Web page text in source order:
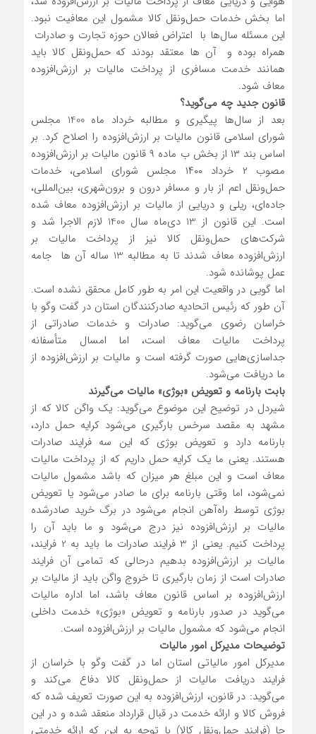
اما بخش خدمات حمل‌ونقل کالا مشمول این معافیت نبود.
این مسئله سال‌ها با اعتراض فعالان حوزه تجارت و صادرات
همراه بوده و آن ها معتقد بودند که حمل‌ونقل کالا باید
همانند خدمت مسافری از پرداخت مالیات بر ارزش‌افزوده
معاف شود.
قانون جدید چه می‌گوید؟
بعد از سال‌ها پیگیری و مطالبه خرداد ماه 1400 مجلس
شورای اسلامی قانون مالیات بر ارزش‌افزوده را اصلاح کرد. بر
اساس بند ۱۳ از بخش ب ماده ۹ قانون مالیات بر ارزش‌افزوده
مصوب ۲ خرداد ۱۴۰۰ مجلس شورای اسلامی، خدمات
حمل‌ونقل اعم از بار و مسافر درون و برون‌شهری، بین‌المللی،
جاده‌ای، ریلی و دریایی از مالیات بر ارزش‌افزوده معاف شده
است. این قانون از 13 دی‌ماه سال 1400 لازم الاجرا شد و
شرکت‌های حمل‌ونقل کالا نیز از پرداخت مالیات بر
ارزش‌افزوده معاف شدند تا به مطالبه 13 ساله آن ها جامه
عمل پوشانده شود.
اما گویی در واقعیت این امر به ‌طور کامل محقق نشده است.
آن ‌طور که رئیس اتحادیه صادرکنندگان استان در گفت وگو با
خراسان رضوی می‌گوید: صادرات و خدمات صادراتی از
پرداخت مالیات معاف است، اما امسال متأسفانه
جداسازی‌هایی صورت گرفته است و مالیات بر ارزش‌افزوده از
ما دریافت می‌شود.
بابت بارنامه و تعویض «بوژی» مالیات می‌گیرند
شیردل در توضیح این موضوع می‌گوید: یک واگن کالا که از
مشهد به مقصد سرخس بارگیری می‌شود کرایه حمل دارد،
بارنامه دارد و تعویض بوژی که این سه فرایند صادرات
هستند. یعنی ما یک کرایه حمل داریم که از پرداخت مالیات
معاف است و این مبلغ هر میزان که باشد مشمول مالیات
نمی‌شود، اما وقتی بارنامه برای ما صادر می‌شود یا تعویض
بوژی توسط راه‌آهن انجام می‌شود در برگ خرید صادرشده
مالیات بر ارزش‌افزوده نیز درج می‌شود و ما باید آن را
پرداخت کنیم. یعنی از 3 فرایند صادرات ما باید به 2 فرایند،
مالیات بر ارزش‌افزوده بدهیم درحالی‌ که تمامی آن فرایند
صادرات است از زمان بارگیری تا خروج واگن باید از مالیات بر
ارزش‌افزوده بر اساس قانون معاف باشد، اما اداره مالیات
می‌گوید در صدور بارنامه و تعویض «بوژی» خدمت داخلی
انجام می‌شود که مشمول مالیات بر ارزش‌افزوده است.
توضیحات مدیرکل امور مالیات
مدیرکل امور مالیاتی استان اما در گفت وگو با خراسان از
فرایند دریافت مالیات از حمل‌ونقل کالا دفاع می‌کند و
می‌گوید: در قانون، ارزش‌افزوده به این صورت تعریف‌ شده که
فروش کالا و ارائه خدمت در قبال قرارداد منعقد شده و در این
جا (فرایند حمل‌ونقل کالا) با توجه به این که ارائه خدمتی